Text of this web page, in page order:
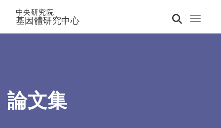
Toggle
中央研究院
基因體研究中心
論文集